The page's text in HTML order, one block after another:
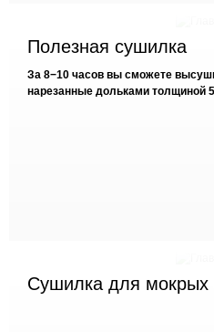
Полезная сушилка
За 8−10 часов вы сможете
нарезанные дольками толщиной
Сушилка для мокрых